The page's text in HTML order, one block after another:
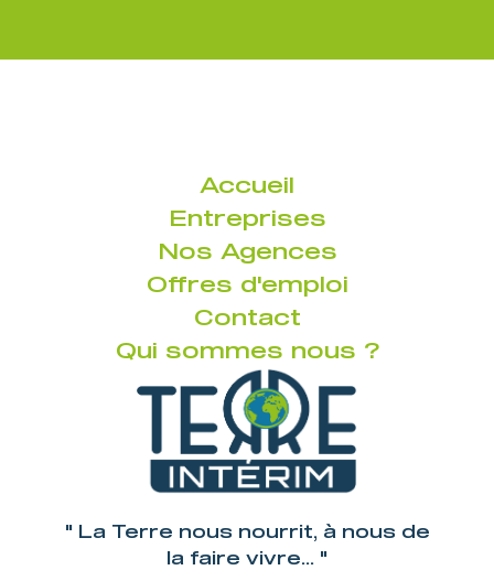
Accueil
Entreprises
Nos Agences
Offres d'emploi
Contact
Qui sommes nous ?
" La Terre nous nourrit, à nous de
la faire vivre... "